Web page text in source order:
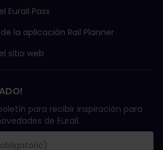
Eurail Pass
la aplicación Rail Planner
sitio web
para recibir inspiración para
de Eurail.